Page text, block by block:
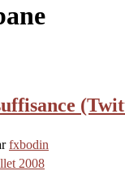
fxbodin
2008